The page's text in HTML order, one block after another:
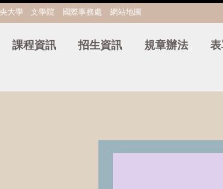
大學 文學院 國際事務處 網站地圖
課程資訊 招生資訊 規章辦法